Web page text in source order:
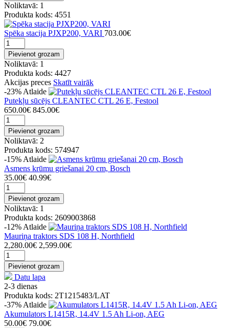
Noliktavā: 1
Produkta kods: 4551
Spēka stacija PJXP200, VARI 703.00€
Pievienot grozam
Noliktavā: 1
Produkta kods: 4427
Akcijas preces Skatīt vairāk
-23% Atlaide
Putekļu sūcējs CLEANTEC CTL 26 E, Festool
650.00€ 845.00€
Pievienot grozam
Noliktavā: 2
Produkta kods: 574947
-15% Atlaide
Asmens krūmu griešanai 20 cm, Bosch
35.00€ 40.99€
Pievienot grozam
Noliktavā: 1
Produkta kods: 2609003868
-12% Atlaide
Mauriņa traktors SDS 108 H, Northfield
2,280.00€ 2,599.00€
Pievienot grozam
Datu lapa
2-3 dienas
Produkta kods: 2T1215483/LAT
-37% Atlaide
Akumulators L1415R, 14.4V 1.5 Ah Li-on, AEG
50.00€ 79.00€